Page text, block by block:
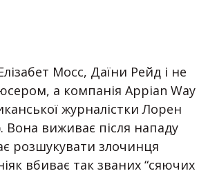
Мосс, Даїни Рейд і не
а компанія Appian Way
журналістки Лорен
Вона виживає після нападу
розшукувати злочинця
вбиває так званих “сяючих